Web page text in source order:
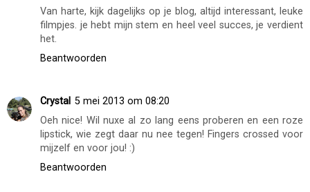
Van harte, kijk dagelijks op je blog, altijd interessant, leuke
filmpjes. je hebt mijn stem en heel veel succes, je verdient
het.
Beantwoorden
Crystal 5 mei 2013 om 08:20
Oeh nice! Wil nuxe al zo lang eens proberen en een roze
lipstick, wie zegt daar nu nee tegen! Fingers crossed voor
mijzelf en voor jou! :)
Beantwoorden